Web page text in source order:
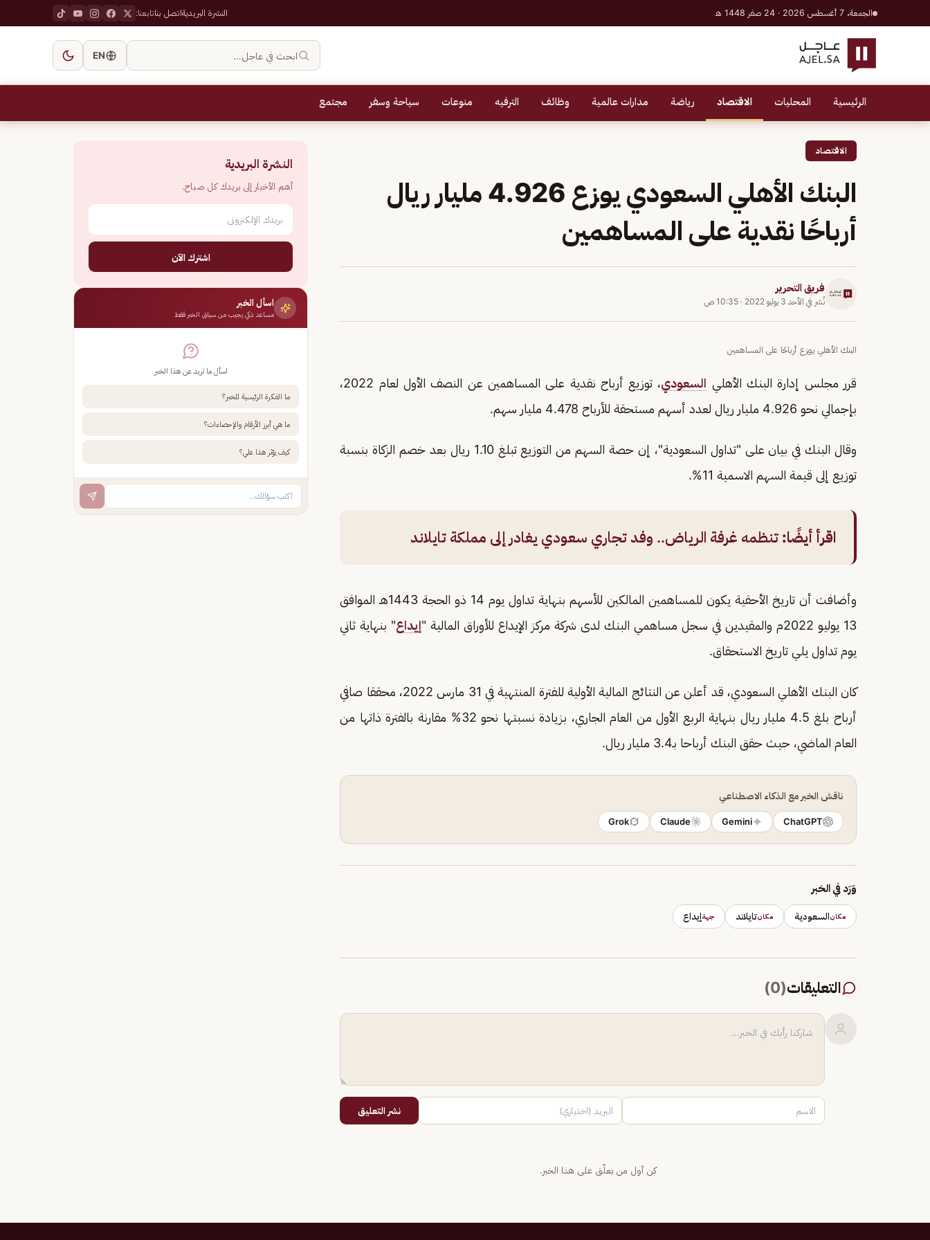
الجمعة، 7 أغسطس 2026 · 24 صفر 1448 هـ النشرة البريديةاتصل بناتابعنا:
ابحث في عاجل… EN
الرئيسية المحليات الاقتصاد رياضة مدارات عالمية وظائف الترفيه منوعات سياحة وسفر مجتمع
الاقتصاد
البنك الأهلي السعودي يوزع 4.926 مليار ريال
أرباحًا نقدية على المساهمين
فريق التحرير
نُشر في الأحد 3 يوليو 2022 · 10:35 ص
البنك الأهلي يوزع أرباحًا على المساهمين
قرر مجلس إدارة البنك الأهلي السعودي
، توزيع أرباح نقدية على المساهمين عن النصف الأول لعام 2022،
بإجمالي نحو 4.926 مليار ريال لعدد أسهم مستحقة للأرباح 4.478 مليار سهم.
وقال البنك في بيان على "تداول السعودية"، إن حصة السهم من التوزيع تبلغ 1.10 ريال بعد خصم الزكاة بنسبة
توزيع إلى قيمة السهم الاسمية 11%.
اقرأ أيضًا: تنظمه غرفة الرياض.. وفد تجاري سعودي يغادر إلى مملكة تايلاند
وأضافت أن تاريخ الأحقية يكون للمساهمين المالكين للأسهم بنهاية تداول يوم 14 ذو الحجة 1443هـ الموافق
13 يوليو 2022م والمقيدين في سجل مساهمي البنك لدى شركة مركز الإيداع للأوراق المالية "
إيداع" بنهاية ثاني
يوم تداول يلي تاريخ الاستحقاق.
كان البنك الأهلي السعودي، قد أعلن عن النتائج المالية الأولية للفترة المنتهية في 31 مارس 2022، محققا صافي
أرباح بلغ 4.5 مليار ريال بنهاية الربع الأول من العام الجاري، بزيادة نسبتها نحو 32% مقارنة بالفترة ذاتها من
العام الماضي، حيث حقق البنك أرباحا بـ3.4 مليار ريال.
ناقش الخبر مع الذكاء الاصطناعي
ChatGPT
Gemini
Claude
Grok
وَرَد في الخبر
مكانالسعودية مكانتايلاند جهةإيداع
التعليقات(
0
)
نشر التعليق
كن أول من يعلّق على هذا الخبر.
النشرة البريدية
أهم الأخبار إلى بريدك كل صباح.
اشترك الآن
اسأل الخبر
مساعد ذكي يجيب من سياق الخبر فقط
اسأل ما تريد عن هذا الخبر
ما الفكرة الرئيسية للخبر؟
ما هي أبرز الأرقام والإحصاءات؟
كيف يؤثر هذا علي؟